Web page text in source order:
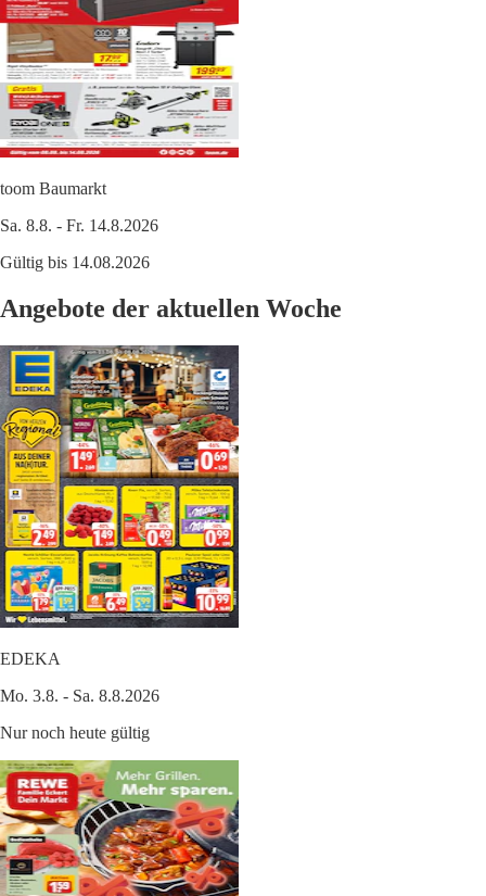
toom Baumarkt
Sa. 8.8. - Fr. 14.8.2026
Gültig bis 14.08.2026
Angebote der aktuellen Woche
EDEKA
Mo. 3.8. - Sa. 8.8.2026
Nur noch heute gültig